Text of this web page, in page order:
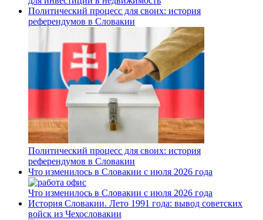
Политический процесс для своих: история
референдумов в Словакии
Политический процесс для своих: история
референдумов в Словакии
Что изменилось в Словакии с июля 2026 года
Что изменилось в Словакии с июля 2026 года
История Словакии. Лето 1991 года: вывод советских
войск из Чехословакии